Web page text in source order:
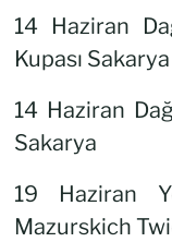
14 Haziran
Kupası Sakarya
14 Haziran
Sakarya
19 Haziran
Mazurskich